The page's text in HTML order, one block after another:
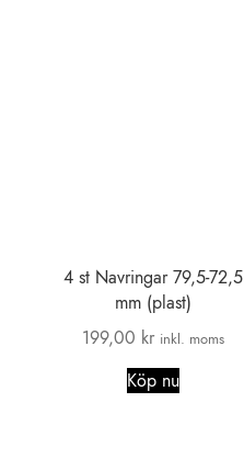
4 st Navringar 79,5-72,5
mm (plast)
199,00 kr inkl. moms
Köp nu